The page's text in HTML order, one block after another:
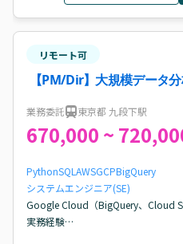
開発メンバーへの指示/レビュー経験
リモート可
【PM/Dir】大規模データ
業務委託 東京都 九段下駅
670,000 ~
PythonSQL AWSGCPBigQuery
システムエンジニア(SE)
Google Cloud（BigQuery、Cloud
実務経験